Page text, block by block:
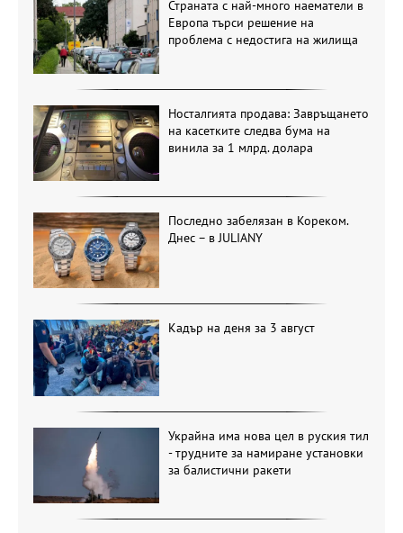
Страната с най-много наематели в
Европа търси решение на
проблема с недостига на жилища
Носталгията продава: Завръщането
на касетките следва бума на
винила за 1 млрд. долара
Последно забелязан в Кореком.
Днес – в JULIANY
Кадър на деня за 3 август
Украйна има нова цел в руския тил
- трудните за намиране установки
за балистични ракети